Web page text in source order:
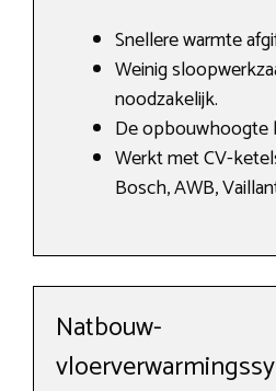
Snellere warmte
Weinig
noodzakelijk.
De opbouwhoogte
Werkt met CV-
Bosch, AWB,
Natbouw-